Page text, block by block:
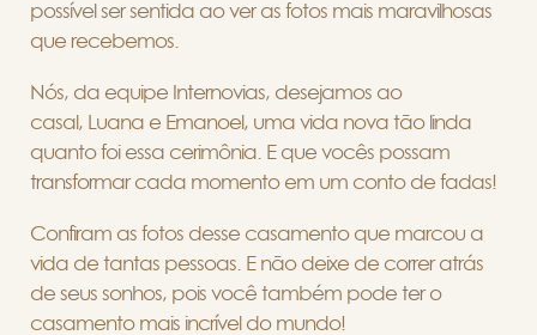
possível ser sentida ao ver as fotos mais maravilhosas
que recebemos.
Nós, da equipe Internovias, desejamos ao
casal, Luana e Emanoel, uma vida nova tão linda
quanto foi essa cerimônia. E que vocês possam
transformar cada momento em um conto de fadas!
Confiram as fotos desse casamento que marcou a
vida de tantas pessoas. E não deixe de correr atrás
de seus sonhos, pois você também pode ter o
casamento mais incrível do mundo!